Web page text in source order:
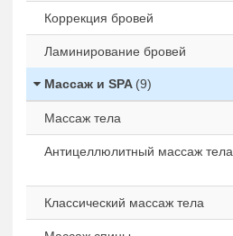
Коррекция бровей
Ламинирование бровей
Массаж и SPA (9)
Массаж тела
Антицеллюлитный массаж тела
Классический массаж тела